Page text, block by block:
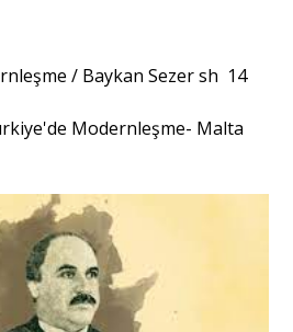
/ Baykan Sezer sh 14
Modernleşme- Malta